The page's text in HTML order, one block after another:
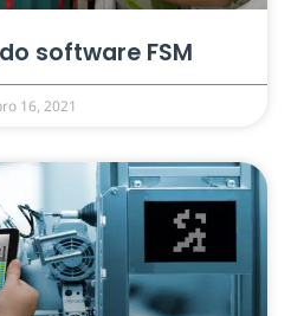
software FSM
16, 2021